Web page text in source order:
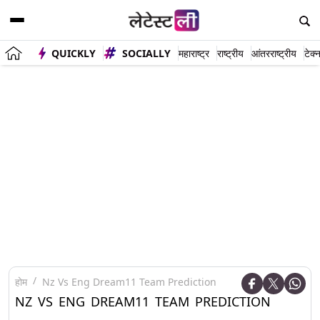
QUICKLY SOCIALLY महाराष्ट्र राष्ट्रीय आंतरराष्ट्रीय
होम Nz Vs Eng Dream11 Team Prediction
NZ VS ENG DREAM11 TEAM PREDICTION